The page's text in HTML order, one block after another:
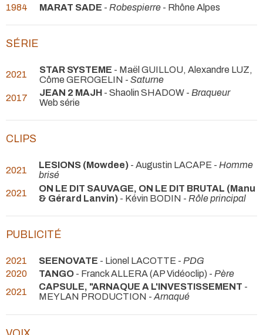
1984
MARAT SADE - Robespierre - Rhône Alpes
SÉRIE
2021 STAR SYSTEME - Maël GUILLOU, Alexandre LUZ,
Côme GEROGELIN - Saturne
2017
JEAN 2 MAJH - Shaolin SHADOW - Braqueur
Web série
CLIPS
2021 LESIONS (Mowdee) - Augustin LACAPE - Homme
brisé
2021
ON LE DIT SAUVAGE, ON LE DIT BRUTAL (Manu
& Gérard Lanvin) - Kévin BODIN - Rôle principal
PUBLICITÉ
2021 SEENOVATE - Lionel LACOTTE - PDG
2020
TANGO - Franck ALLERA (AP Vidéoclip) - Père
2021
CAPSULE, "ARNAQUE A L'INVESTISSEMENT -
MEYLAN PRODUCTION -Arnaqué